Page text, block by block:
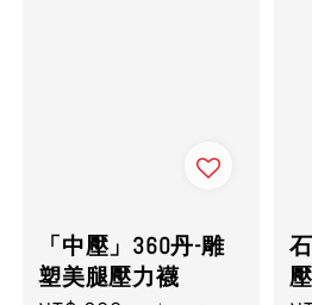
「中壓」360丹-雕
塑美腿壓力襪